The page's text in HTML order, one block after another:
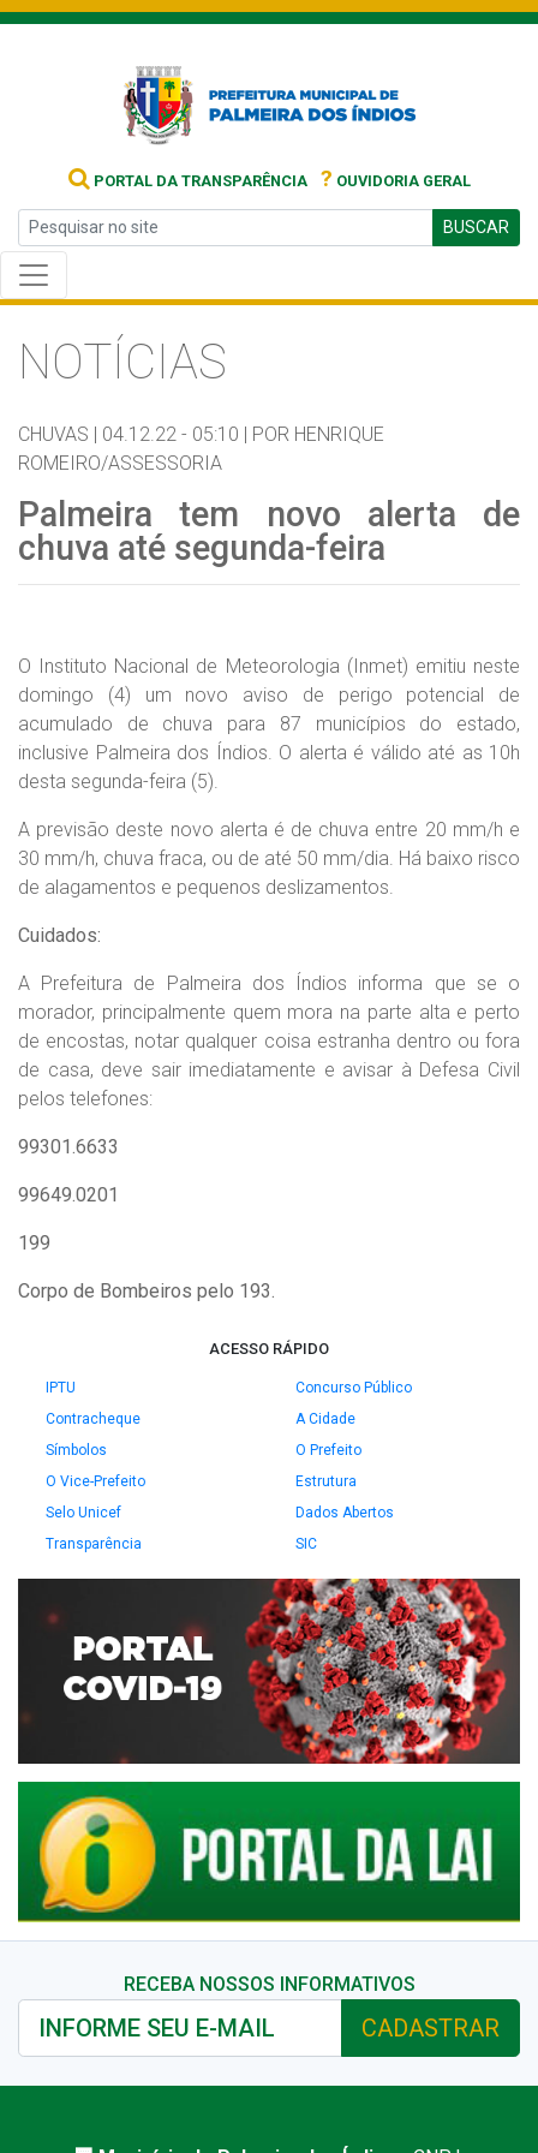
PORTAL DA TRANSPARÊNCIA ? OUVIDORIA GERAL
BUSCAR
NOTÍCIAS
CHUVAS | 04.12.22 - 05:10 | POR HENRIQUE
ROMEIRO/ASSESSORIA
Palmeira tem novo alerta de
chuva até segunda-feira
O Instituto Nacional de Meteorologia (Inmet) emitiu neste
domingo (4) um novo aviso de perigo potencial de
acumulado de chuva para 87 municípios do estado,
inclusive Palmeira dos Índios. O alerta é válido até as 10h
desta segunda-feira (5).
A previsão deste novo alerta é de chuva entre 20 mm/h e
30 mm/h, chuva fraca, ou de até 50 mm/dia. Há baixo risco
de alagamentos e pequenos deslizamentos.
Cuidados:
A Prefeitura de Palmeira dos Índios informa que se o
morador, principalmente quem mora na parte alta e perto
de encostas, notar qualquer coisa estranha dentro ou fora
de casa, deve sair imediatamente e avisar à Defesa Civil
pelos telefones:
99301.6633
99649.0201
199
Corpo de Bombeiros pelo 193.
ACESSO RÁPIDO
IPTU
Concurso Público
Contracheque
A Cidade
Símbolos
O Prefeito
O Vice-Prefeito
Estrutura
Selo Unicef
Dados Abertos
Transparência
SIC
RECEBA NOSSOS INFORMATIVOS
CADASTRAR